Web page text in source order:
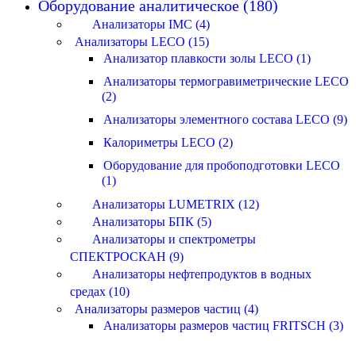
Оборудование аналитическое (180)
Анализаторы IMC (4)
Анализаторы LECO (15)
Анализатор плавкости золы LECO (1)
Анализаторы термогравиметрические LECO
(2)
Анализаторы элементного состава LECO (9)
Калориметры LECO (2)
Оборудование для пробоподготовки LECO
(1)
Анализаторы LUMETRIX (12)
Анализаторы БПК (5)
Анализаторы и спектрометры
СПЕКТРОСКАН (9)
Анализаторы нефтепродуктов в водных
средах (10)
Анализаторы размеров частиц (4)
Анализаторы размеров частиц FRITSCH (3)